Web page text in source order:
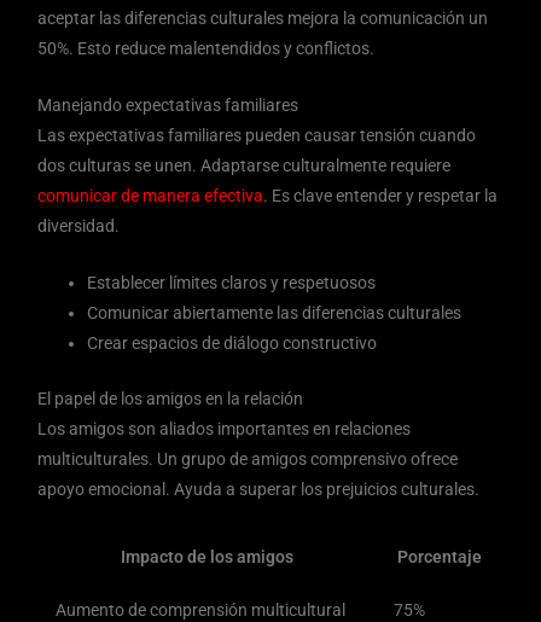
aceptar las diferencias culturales mejora la comunicación un
50%. Esto reduce malentendidos y conflictos.
Manejando expectativas familiares
Las expectativas familiares pueden causar tensión cuando
dos culturas se unen. Adaptarse culturalmente requiere
comunicar de manera efectiva. Es clave entender y respetar la
diversidad.
Establecer límites claros y respetuosos
Comunicar abiertamente las diferencias culturales
Crear espacios de diálogo constructivo
El papel de los amigos en la relación
Los amigos son aliados importantes en relaciones
multiculturales. Un grupo de amigos comprensivo ofrece
apoyo emocional. Ayuda a superar los prejuicios culturales.
Impacto de los amigos Porcentaje
Aumento de comprensión multicultural 75%